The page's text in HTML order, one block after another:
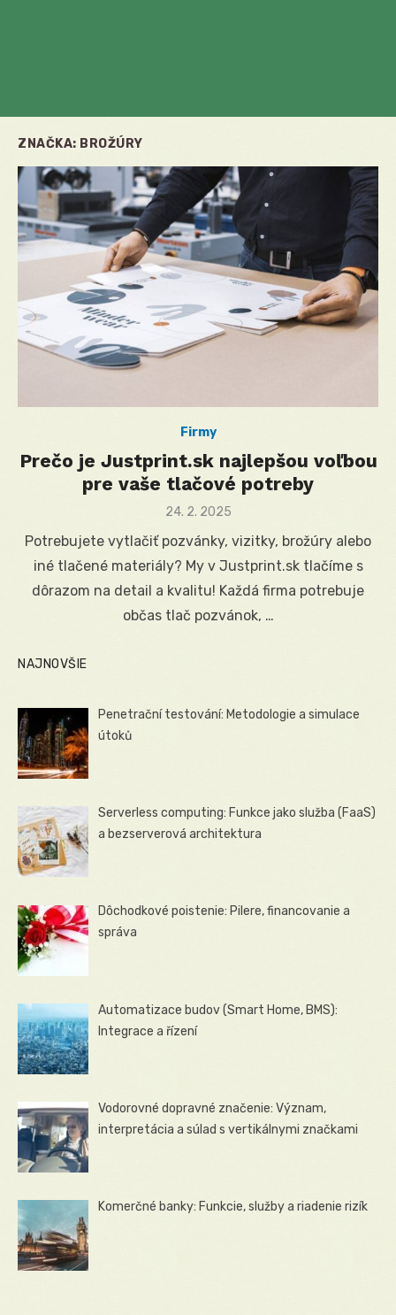
ZNAČKA: BROŽÚRY
Firmy
Prečo je Justprint.sk najlepšou voľbou
pre vaše tlačové potreby
Posted
24. 2. 2025
Potrebujete vytlačiť pozvánky, vizitky, brožúry alebo
iné tlačené materiály? My v Justprint.sk tlačíme s
dôrazom na detail a kvalitu! Každá firma potrebuje
občas tlač pozvánok, …
NAJNOVŠIE
Penetrační testování: Metodologie a simulace
útoků
Serverless computing: Funkce jako služba (FaaS)
a bezserverová architektura
Dôchodkové poistenie: Pilere, financovanie a
správa
Automatizace budov (Smart Home, BMS):
Integrace a řízení
Vodorovné dopravné značenie: Význam,
interpretácia a súlad s vertikálnymi značkami
Komerčné banky: Funkcie, služby a riadenie rizík